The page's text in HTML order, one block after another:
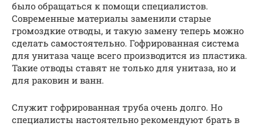
было обращаться к помощи специалистов.
Современные материалы заменили старые
громоздкие отводы, и такую замену теперь можно
сделать самостоятельно. Гофрированная система
для унитаза чаще всего производится из пластика.
Такие отводы ставят не только для унитаза, но и
для раковин и ванн.
Служит гофрированная труба очень долго. Но
специалисты настоятельно рекомендуют брать в